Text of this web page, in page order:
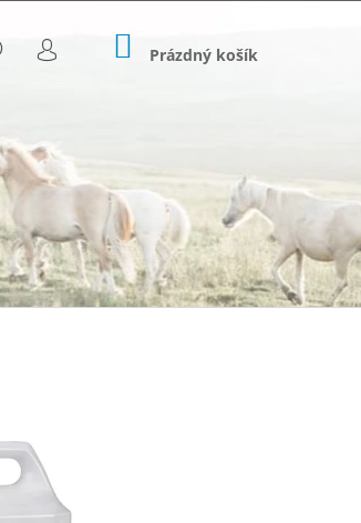
HLEDAT
PŘIHLÁŠENÍ
NÁKUPNÍ
KOŠÍK
Prázdný košík